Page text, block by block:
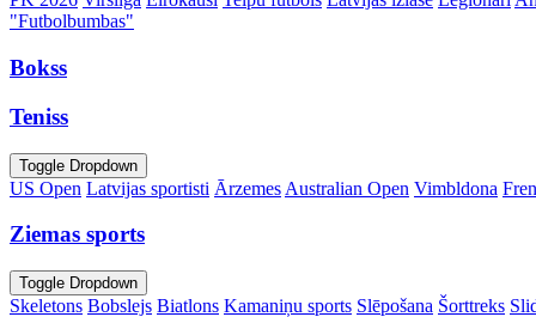
"Futbolbumbas"
Bokss
Teniss
Toggle Dropdown
US Open Latvijas sportisti Ārzemes Australian Open Vimbldona
Ziemas sports
Toggle Dropdown
Skeletons Bobslejs Biatlons Kamaniņu sports Slēpošana Šorttreks